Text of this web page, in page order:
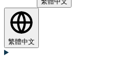
繁體中文